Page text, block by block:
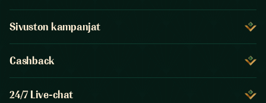
Sivuston kampanjat
Cashback
24/7 Live-chat